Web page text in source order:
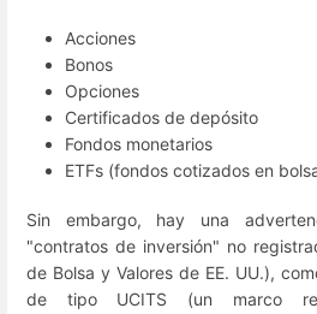
Acciones
Bonos
Opciones
Certificados de depósito
Fondos monetarios
ETFs (fondos cotizados en
Sin embargo, hay una
"contratos de inversión" no
de Bolsa y Valores de EE. UU.),
de tipo UCITS (un marco